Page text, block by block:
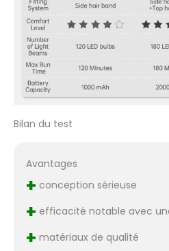
Bilan du test
Avantages
+ conception sérieuse
+ efficacité notable avec
+ matériaux de qualité